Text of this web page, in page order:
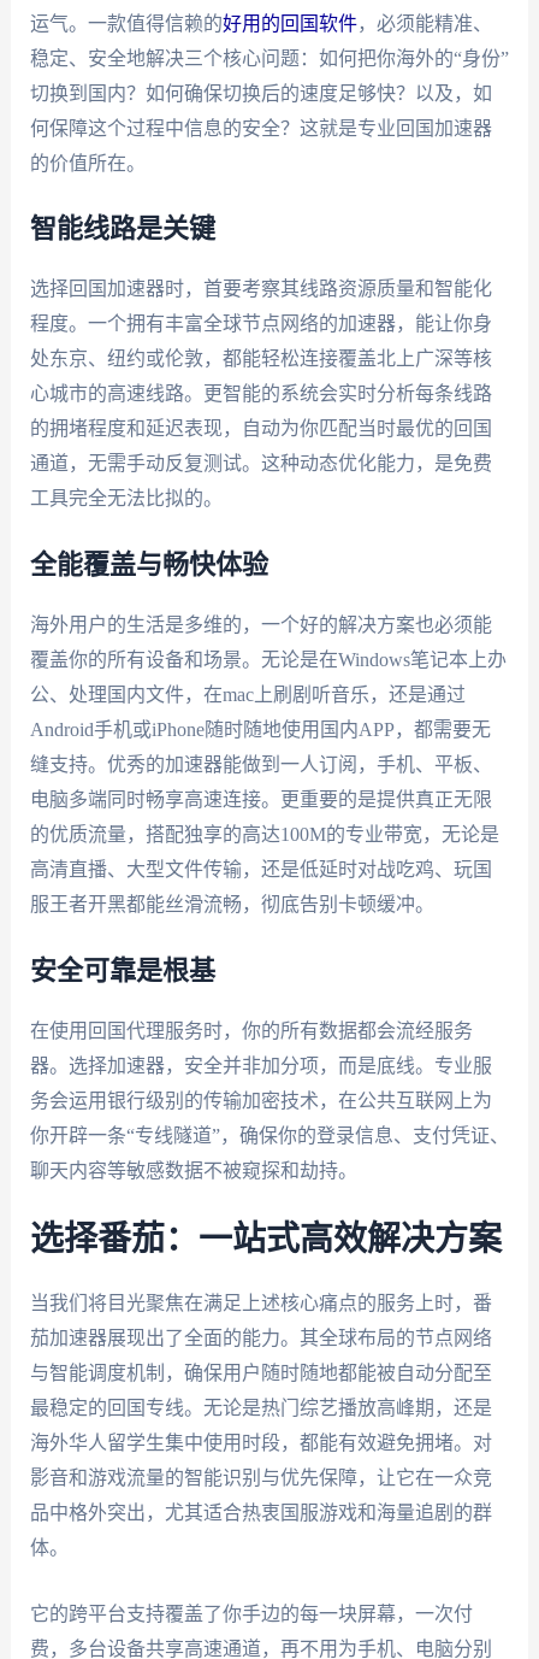
运气。一款值得信赖的好用的回国软件，必须能精准、
稳定、安全地解决三个核心问题：如何把你海外的“身份”
切换到国内？如何确保切换后的速度足够快？以及，如
何保障这个过程中信息的安全？这就是专业回国加速器
的价值所在。
智能线路是关键
选择回国加速器时，首要考察其线路资源质量和智能化
程度。一个拥有丰富全球节点网络的加速器，能让你身
处东京、纽约或伦敦，都能轻松连接覆盖北上广深等核
心城市的高速线路。更智能的系统会实时分析每条线路
的拥堵程度和延迟表现，自动为你匹配当时最优的回国
通道，无需手动反复测试。这种动态优化能力，是免费
工具完全无法比拟的。
全能覆盖与畅快体验
海外用户的生活是多维的，一个好的解决方案也必须能
覆盖你的所有设备和场景。无论是在Windows笔记本上办
公、处理国内文件，在mac上刷剧听音乐，还是通过
Android手机或iPhone随时随地使用国内APP，都需要无
缝支持。优秀的加速器能做到一人订阅，手机、平板、
电脑多端同时畅享高速连接。更重要的是提供真正无限
的优质流量，搭配独享的高达100M的专业带宽，无论是
高清直播、大型文件传输，还是低延时对战吃鸡、玩国
服王者开黑都能丝滑流畅，彻底告别卡顿缓冲。
安全可靠是根基
在使用回国代理服务时，你的所有数据都会流经服务
器。选择加速器，安全并非加分项，而是底线。专业服
务会运用银行级别的传输加密技术，在公共互联网上为
你开辟一条“专线隧道”，确保你的登录信息、支付凭证、
聊天内容等敏感数据不被窥探和劫持。
选择番茄：一站式高效解决方案
当我们将目光聚焦在满足上述核心痛点的服务上时，番
茄加速器展现出了全面的能力。其全球布局的节点网络
与智能调度机制，确保用户随时随地都能被自动分配至
最稳定的回国专线。无论是热门综艺播放高峰期，还是
海外华人留学生集中使用时段，都能有效避免拥堵。对
影音和游戏流量的智能识别与优先保障，让它在一众竞
品中格外突出，尤其适合热衷国服游戏和海量追剧的群
体。
它的跨平台支持覆盖了你手边的每一块屏幕，一次付
费，多台设备共享高速通道，再不用为手机、电脑分别